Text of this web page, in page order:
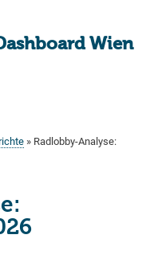
Wien
Radlobby-Analyse: